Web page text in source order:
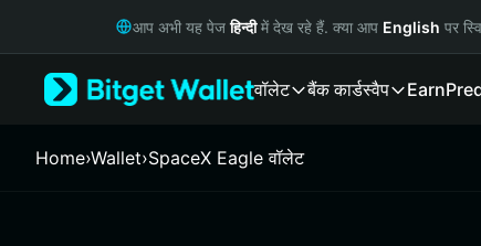
Русский
Italiano
आप अभी यह पेजहिन्दीमें देख रहे हैं. क्या आप English पर
वॉलेट बैंक कार्डस्वैप Earn
Home›Wallet›SpaceX Eagle वॉलेट